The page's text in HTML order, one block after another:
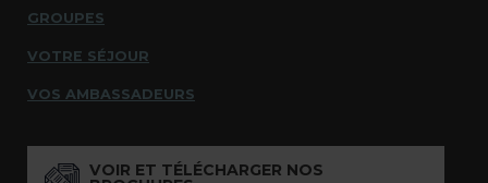
GROUPES
VOTRE SÉJOUR
VOS AMBASSADEURS
VOIR ET TÉLÉCHARGER NOS